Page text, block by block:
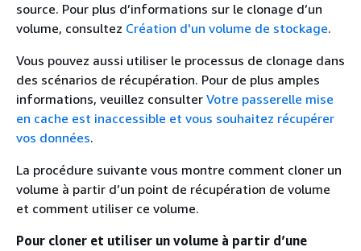
source. Pour plus d’informations sur le clonage d’un
volume, consultez Création d'un volume de stockage.
Vous pouvez aussi utiliser le processus de clonage dans
des scénarios de récupération. Pour de plus amples
informations, veuillez consulter Votre passerelle mise
en cache est inaccessible et vous souhaitez récupérer
vos données.
La procédure suivante vous montre comment cloner un
volume à partir d’un point de récupération de volume
et comment utiliser ce volume.
Pour cloner et utiliser un volume à partir d’une